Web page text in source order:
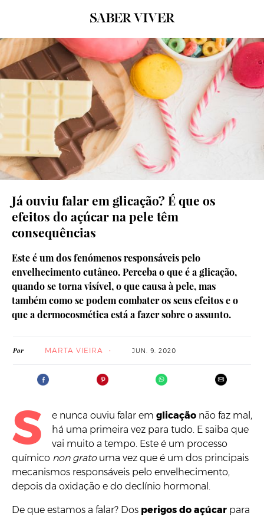
© Freepik
Já ouviu falar em glicação? É que os
efeitos do açúcar na pele têm
consequências
Este é um dos fenómenos responsáveis pelo
envelhecimento cutâneo. Perceba o que é a glicação,
quando se torna visível, o que causa à pele, mas
também como se podem combater os seus efeitos e o
que a dermocosmética está a fazer sobre o assunto.
Por MARTA VIEIRA JUN. 9. 2020
S e nunca ouviu falar em glicação não faz mal,
há uma primeira vez para tudo. E saiba que
vai muito a tempo. Este é um processo
químico non grato uma vez que é um dos principais
mecanismos responsáveis pelo envelhecimento,
depois da oxidação e do declínio hormonal.
De que estamos a falar? Dos perigos do açúcar para